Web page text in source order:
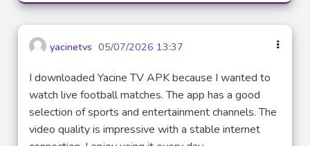
yacinetvs 05/07/2026 13:37
I downloaded Yacine TV APK because I wanted to
watch live football matches. The app has a good
selection of sports and entertainment channels. The
video quality is impressive with a stable internet